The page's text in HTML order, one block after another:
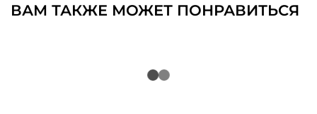
ВАМ ТАКЖЕ МОЖЕТ ПОНРАВИТЬСЯ